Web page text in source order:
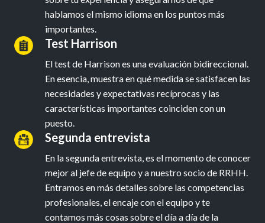
hablamos el mismo idioma en los puntos más
importantes.
Test Harrison
El test de Harrison es una evaluación bidireccional.
En esencia, muestra en qué medida se satisfacen las
necesidades y expectativas recíprocas y las
características importantes coinciden con un
puesto.
Segunda entrevista
En la segunda entrevista, es el momento de conocer
mejor al jefe de equipo y a nuestro socio de RRHH.
Entramos en más detalles sobre las competencias
profesionales, el encaje con el equipo y te
contamos más cosas sobre el día a día de la